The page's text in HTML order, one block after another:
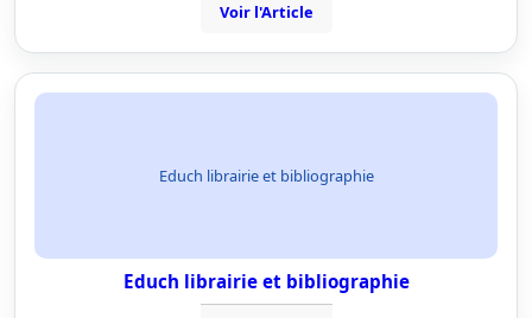
Voir l'Article
Educh librairie et bibliographie
Educh librairie et bibliographie